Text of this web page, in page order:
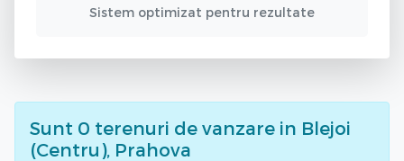
Sistem optimizat pentru rezultate
Sunt 0 terenuri de vanzare in Blejoi
(Centru), Prahova